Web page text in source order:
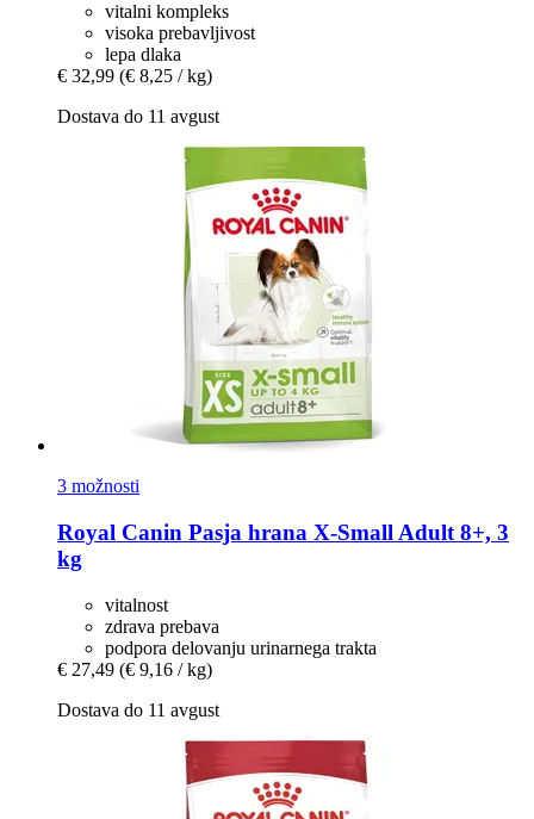
vitalni kompleks
visoka prebavljivost
lepa dlaka
€ 32,99 (€ 8,25 / kg)
Dostava do 11 avgust
3 možnosti
Royal Canin Pasja hrana X-​Small Adult 8+, 3
kg
vitalnost
zdrava prebava
podpora delovanju urinarnega trakta
€ 27,49 (€ 9,16 / kg)
Dostava do 11 avgust